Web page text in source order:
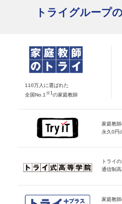
トライグループ
110万人に選ばれた
全国No.1 ※1 の家庭教師
家庭教
永久0円
トライ
通信制
家庭教